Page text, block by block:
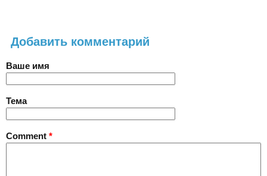
Добавить комментарий
Ваше имя
Тема
Comment *